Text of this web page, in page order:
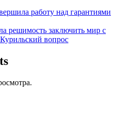
работу над гарантиями
решимость заключить мир с
вопрос